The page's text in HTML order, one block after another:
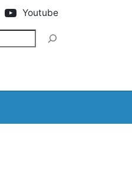
Youtube